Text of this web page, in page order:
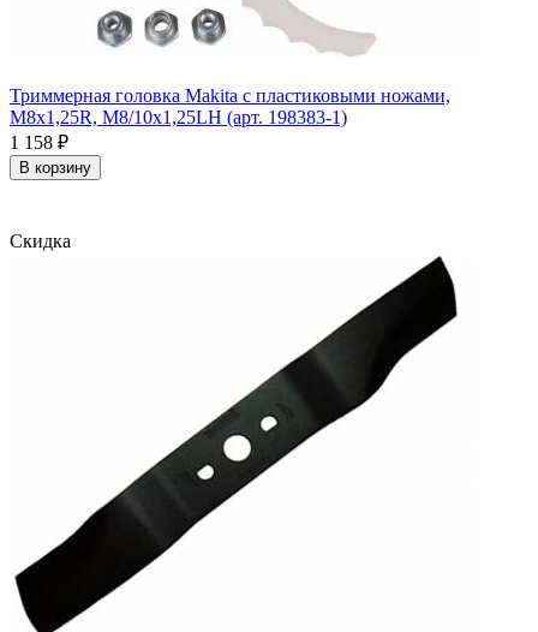
Триммерная головка Makita с пластиковыми ножами,
М8х1,25R, М8/10х1,25LH (арт. 198383-1)
1 158 ₽
В корзину
Скидка